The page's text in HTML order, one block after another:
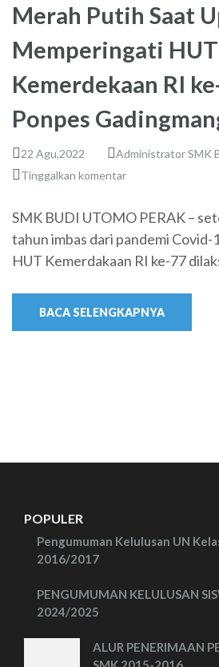
Merah Putih Saat
Memperingati HUT
Kemerdekaan RI
Ponpes
22 Agu,2022
Administrator SMK
Tinggalkan komentar
SMK BUDI UTOMO PERAK –
tahun imbas dari pandemi Covid-
HUT Kemerdakaan RI ke-77
BACA SELENGKAPNYA
POPULER
Pengumuman Kelulusan UN
2016/2017
PENGUMUMAN KELULUSAN
2024/2025
ALUR PENERIMAAN